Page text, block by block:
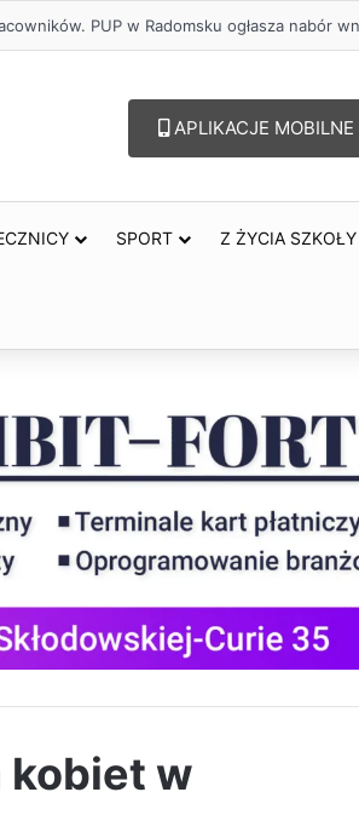
Radomsko włącza się w Miesiąc Trzeźwości
APLIKACJE MOBILNE
SPORT Z ŻYCIA SZKOŁY
kobiet w